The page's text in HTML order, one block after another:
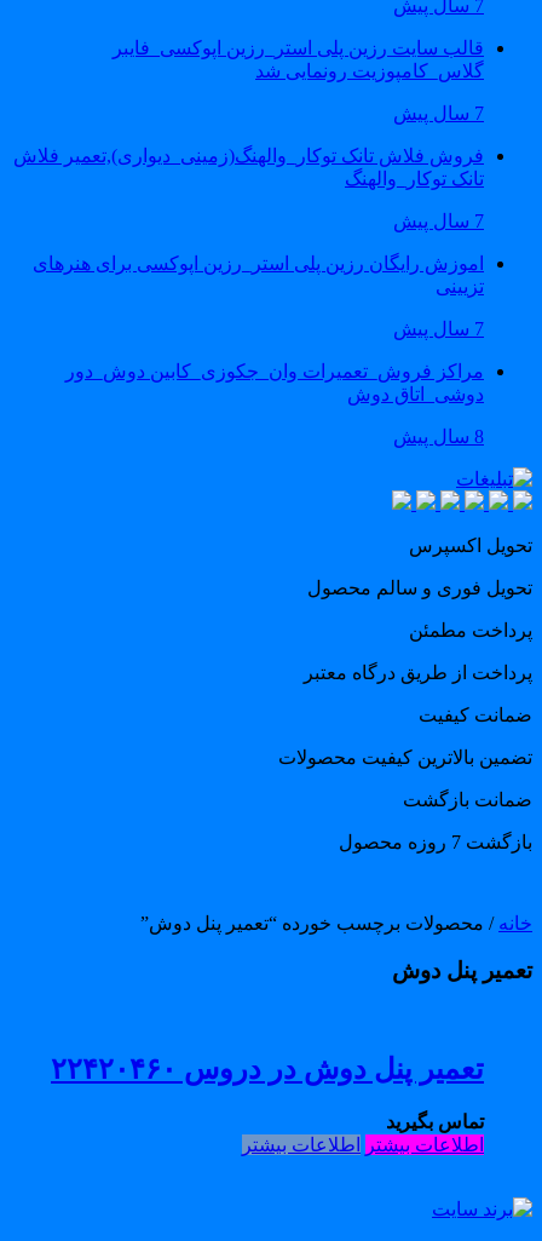
قالب سایت رزین پلی استر_رزین اپوکسی_فایبر
گلاس_کامپوزیت رونمایی شد
فروش فلاش تانک توکار_والهنگ(زمینی_دیواری),تعمیر فلاش
تانک توکار_والهنگ
اموزش رایگان رزین پلی استر_رزین اپوکسی برای هنرهای
تزیینی
مراکز فروش_تعمیرات وان_جکوزی_کابین دوش_دور
دوشی_اتاق دوش
اکسپرس
فوری و سالم محصول
مطمئن
از طریق درگاه معتبر
کیفیت
بالاترین کیفیت محصولات
بازگشت
7 روزه محصول
/ محصولات برچسب خورده “تعمیر پنل دوش”
پنل دوش
تعمیر پنل دوش در دروس ۲۲۴۲۰۴۶۰
تماس بگیرید
اطلاعات بیشتر اطلاعات بیشتر